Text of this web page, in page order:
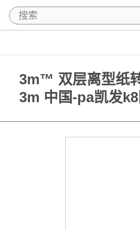
3m™ 双层离型纸
3m 中国-pa凯发